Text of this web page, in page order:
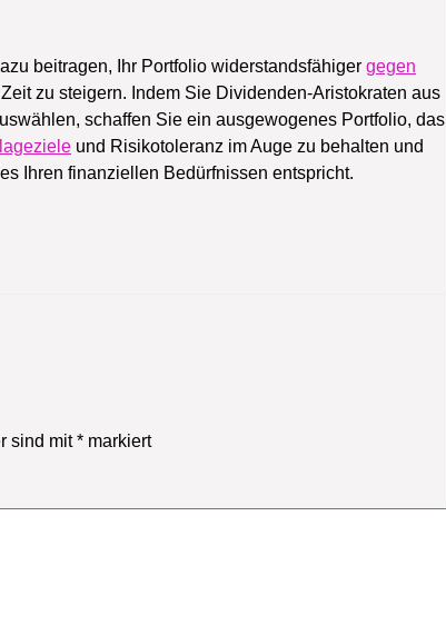
beitragen, Ihr Portfolio widerstandsfähiger gegen
zu steigern. Indem Sie Dividenden-Aristokraten aus
schaffen Sie ein ausgewogenes Portfolio, das
und Risikotoleranz im Auge zu behalten und
Ihren finanziellen Bedürfnissen entspricht.
sind mit* markiert